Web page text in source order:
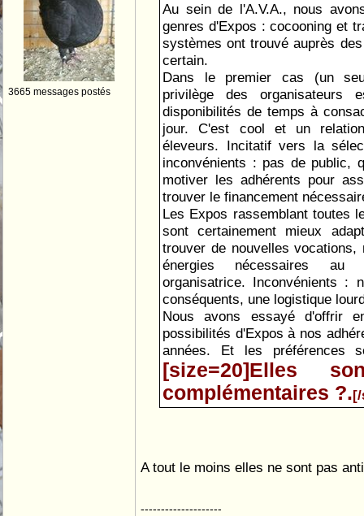
3665 messages postés
Au sein de l'A.V.A., nous
genres d'Expos : cocooning et
systèmes ont trouvé auprès
certain.
Dans le premier cas (un
privilège des organisateurs
disponibilités de temps à
jour. C'est cool et un
éleveurs. Incitatif vers la
inconvénients : pas de public,
motiver les adhérents pour
trouver le financement
Les Expos rassemblant toutes
sont certainement mieux
trouver de nouvelles vocations,
énergies nécessaires
organisatrice. Inconvénients :
conséquents, une logistique
Nous avons essayé d'offrir
possibilités d'Expos à nos
années. Et les préférences
[size=20]Elles
complémentaires ?.
A tout le moins elles ne sont pas
--------------------